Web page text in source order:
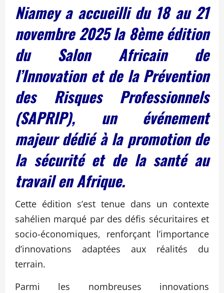
Niamey a accueilli du 18 au 21
novembre 2025 la 8ème édition
du Salon Africain de
l’Innovation et de la Prévention
des Risques Professionnels
(SAPRIP), un événement
majeur dédié à la promotion de
la sécurité et de la santé au
travail en Afrique.
Cette édition s’est tenue dans un contexte
sahélien marqué par des défis sécuritaires et
socio-économiques, renforçant l’importance
d’innovations adaptées aux réalités du
terrain.
Parmi les nombreuses innovations